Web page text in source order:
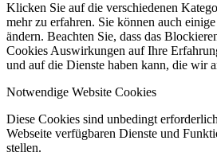
Klicken Sie auf die verschiedenen
mehr zu erfahren. Sie können auch
ändern. Beachten Sie, dass das
Cookies Auswirkungen auf Ihre
und auf die Dienste haben kann, die wir
Notwendige Website Cookies
Diese Cookies sind unbedingt
Webseite verfügbaren Dienste und
stellen.